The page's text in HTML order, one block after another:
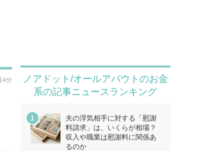
分
ノアドット/オールアバウトのお金
系の記事ニュースランキング
夫の浮気相手に対する「慰謝
料請求」は、いくらが相場？
収入や職業は慰謝料に関係あ
るのか